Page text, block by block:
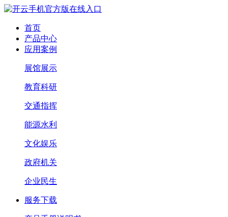
首页
产品中心
应用案例
展馆展示
教育科研
交通指挥
能源水利
文化娱乐
政府机关
企业民生
服务下载